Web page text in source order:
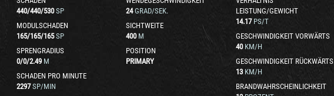
440/440/530 SP
MODULSCHADEN
165/165/165 SP
SPRENGRADIUS
0/0/2.49 M
SCHADEN PRO MINUTE
2297 SP/MIN
24 GRAD/SEK.
SICHTWEITE
400 M
POSITION
PRIMARY
LEISTUNG/GEWICHT
14.17 PS/T
GESCHWINDIGKEIT VORWÄRTS
40 KM/H
GESCHWINDIGKEIT RÜCKWÄRTS
13 KM/H
BRANDWAHRSCHEINLICHKEIT